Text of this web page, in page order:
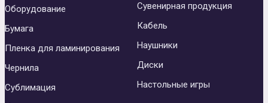
Оборудование
Бумага
Пленка для ламинирования
Чернила
Сублимация
Сувенирная продукция
Кабель
Наушники
Диски
Настольные игры